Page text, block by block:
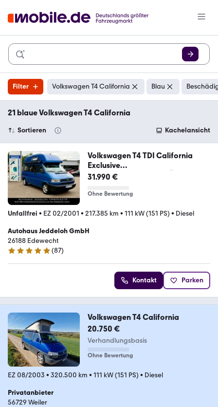
Filter Volkswagen T4 California Blau
21 blaue Volkswagen T4 California
Sortieren Kachelansicht
Volkswagen T4 TDI California
Exclusive
*LANG&HOCH/STEHHÖHE
31.990 €
Ohne Bewertung
Unfallfrei • EZ 02/2001 • 217.385 km • 111 kW (151 PS) • Diesel
Autohaus Jeddeloh GmbH
26188 Edewecht
5 Sterne
(87)
Kontakt Parken
Volkswagen T4 California
20.750 €
Verhandlungsbasis
Ohne Bewertung
EZ 08/2003 • 320.500 km • 111 kW (151 PS) • Diesel
Privatanbieter
56729 Weiler